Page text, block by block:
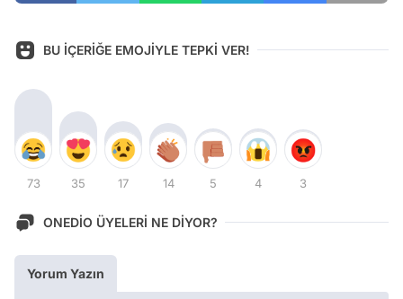
BU İÇERİĞE EMOJİYLE TEPKİ VER!
73 35 17 14 5 4 3
ONEDİO ÜYELERİ NE DİYOR?
Yorum Yazın